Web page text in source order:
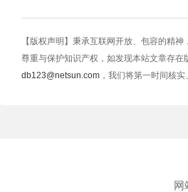
【版权声明】秉承互联网开放、包容的精
尊重与保护知识产权，如发现本站文章存
db123@netsun.com ，我们将第一时间核实
网